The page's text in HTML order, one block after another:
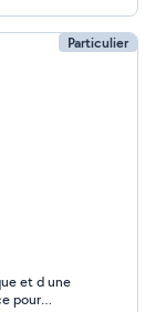
Particulier
et d une
pour